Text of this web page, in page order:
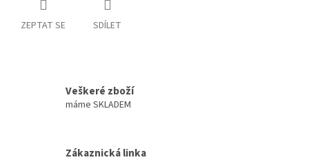
ZEPTAT SE SDÍLET
Veškeré zboží
máme SKLADEM
Zákaznická linka